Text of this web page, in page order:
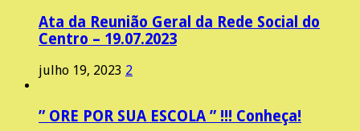
Ata da Reunião Geral da Rede Social do
Centro – 19.07.2023
julho 19, 2023 2
” ORE POR SUA ESCOLA ” !!! Conheça!